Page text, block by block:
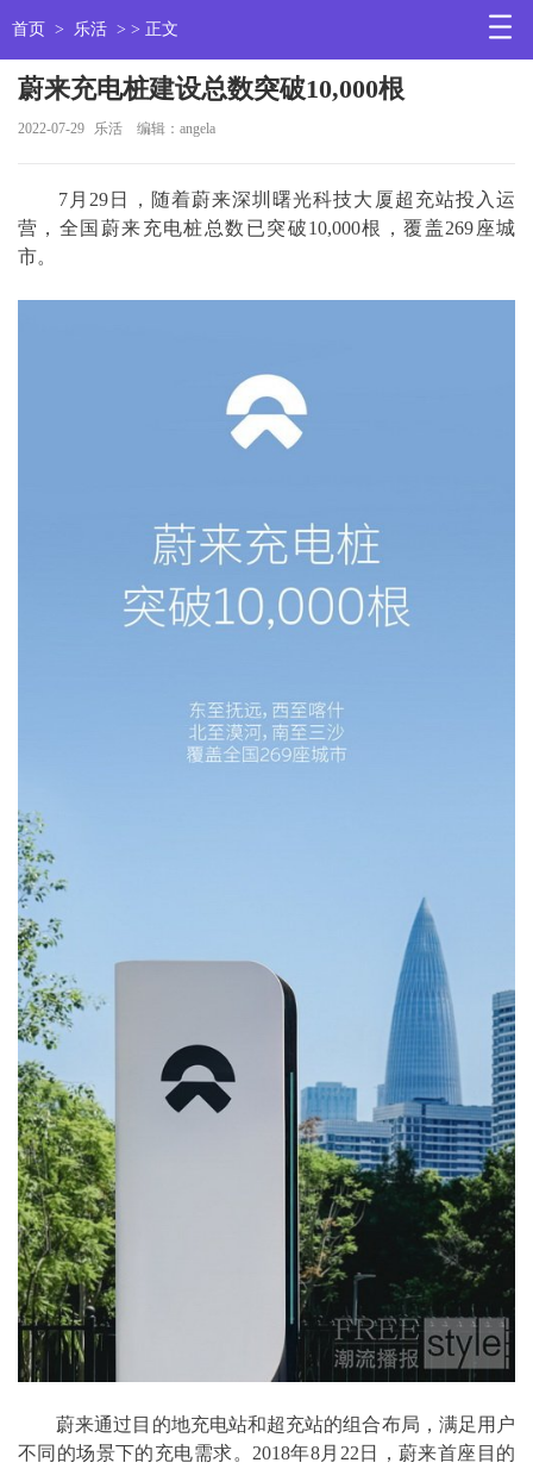
首页 > 乐活 > > 正文
蔚来充电桩建设总数突破10,000根
2022-07-29 乐活 编辑：angela
7月29日，随着蔚来深圳曙光科技大厦超充站投入运
营，全国蔚来充电桩总数已突破10,000根，覆盖269座城
市。
蔚来通过目的地充电站和超充站的组合布局，满足用户
不同的场景下的充电需求。2018年8月22日，蔚来首座目的